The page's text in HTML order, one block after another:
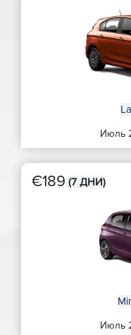
Июль
€189 (7 ДНИ)
Июль